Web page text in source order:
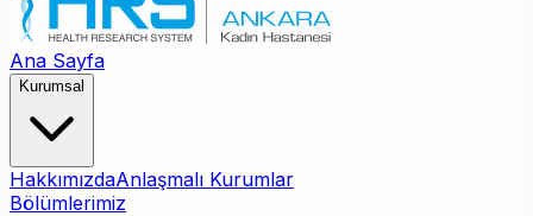
Ana Sayfa
Kurumsal
HakkımızdaAnlaşmalı Kurumlar
Bölümlerimiz